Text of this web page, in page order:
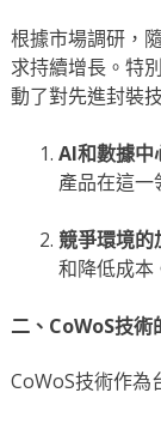
根據市場調研，
求持續增長。特
動了對先進封裝
AI和數據中
產品在這
競爭環境的
和降低成本
二、CoWoS技術
CoWoS技術作為